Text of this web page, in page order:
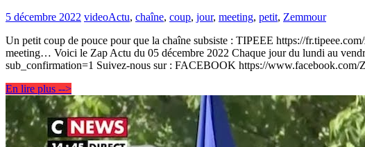
5 décembre 2022 videoActu, chaîne, coup, jour, meeting, petit, Zemmour
Un petit coup de pouce pour que la chaîne subsiste : TIPEEE https://
meeting… Voici le Zap Actu du 05 décembre 2022 Chaque jour du lundi au
sub_confirmation=1 Suivez-nous sur : FACEBOOK https://
En lire plus -->